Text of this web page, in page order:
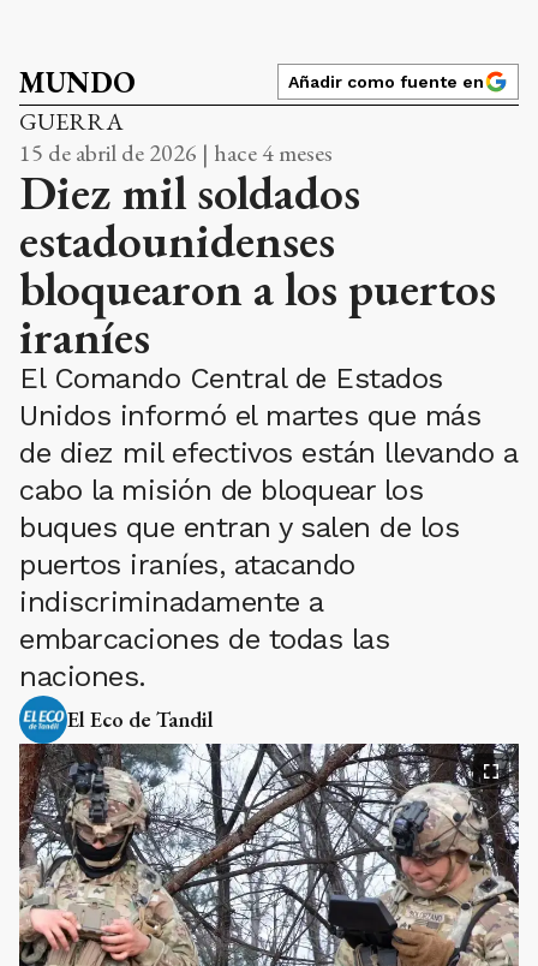
MUNDO Añadir como fuente en
GUERRA
15 de abril de 2026 | hace 4 meses
Diez mil soldados
estadounidenses
bloquearon a los puertos
iraníes
El Comando Central de Estados
Unidos informó el martes que más
de diez mil efectivos están llevando a
cabo la misión de bloquear los
buques que entran y salen de los
puertos iraníes, atacando
indiscriminadamente a
embarcaciones de todas las
naciones.
El Eco de Tandil